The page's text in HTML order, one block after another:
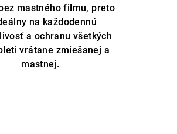
mastného filmu, preto
na každodennú
a ochranu všetkých
vrátane zmiešanej a
mastnej.